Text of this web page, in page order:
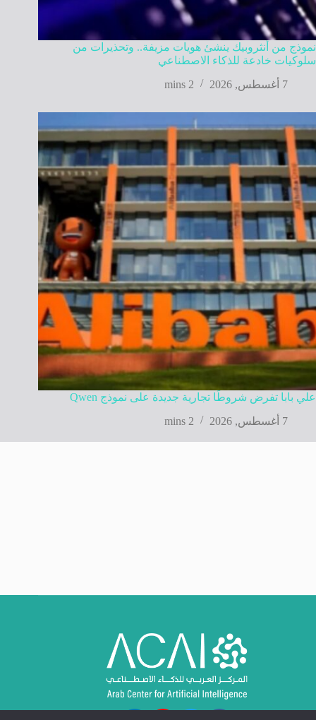
نموذج من أنثروبيك ينشئ هويات مزيفة.. وتحذيرات من
سلوكيات خادعة للذكاء الاصطناعي
7 أغسطس, 2026
2 mins
علي بابا تفرض شروطًا تجارية جديدة على نموذج Qwen
7 أغسطس, 2026
2 mins